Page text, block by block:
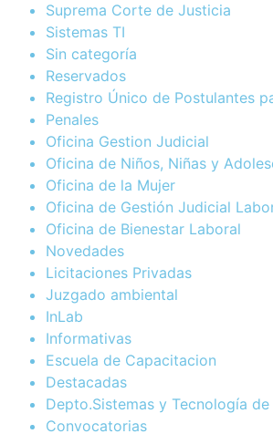
Suprema Corte de Justicia
Sistemas TI
Sin categoría
Reservados
Registro Único de Postulantes
Penales
Oficina Gestion Judicial
Oficina de Niños, Niñas y
Oficina de la Mujer
Oficina de Gestión Judicial
Oficina de Bienestar Laboral
Novedades
Licitaciones Privadas
Juzgado ambiental
InLab
Informativas
Escuela de Capacitacion
Destacadas
Depto.Sistemas y Tecnología
Convocatorias